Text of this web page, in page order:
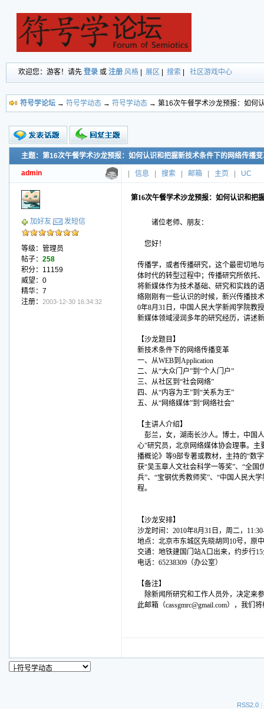
欢迎您：游客！请先 登录 或 注册 风格 展区 搜索 社区游戏中心
符号学论坛 → 符号学动态 → 符号学动态 → 第16次午餐学术沙龙预报：如何
新的主题
投票帖
交易帖
小字报
主题：第16次午餐学术沙龙预报：如何认识和把握新技术条件下的网络传播
admin 信息 搜索 邮箱 主页 UC
加好友 发短信
等级：管理员
帖子： 258
积分：11159
威望：0
精华：7
注册： 2003-12-30 16:34:32
第16次午餐学术沙龙预报：如何认识和把
诸位老师、朋友：
您好！
传播学，或者传播研究，这个最密切地
体时代的转型过程中；传播研究所依托
将新媒体作为技术基础、研究和实践的
络刚刚有一些认识的时候，新兴传播技
0年8月31日，中国人民大学新闻学院教
新媒体领域浸润多年的研究经历，讲述
【沙龙题目】
新技术条件下的网络传播变革
一、从WEB到Application
二、从“大众门户”到“个人门户”
三、从社区到“社会网络”
四、从“内容为王”到“关系为王”
五、从“网络媒体”到“网络社会”
【主讲人介绍】
彭兰，女，湖南长沙人。博士，中国
心”研究员，北京网络媒体协会理事。
播概论》等9部专著或教材，主持的“数
获“吴玉章人文社会科学一等奖”、“全国
兵”、“宝钢优秀教师奖”、“中国人民大
程。
【沙龙安排】
沙龙时间：2010年8月31日，周二，
地点：北京市东城区先晓胡同10号，原
交通：地铁建国门站A口出来，约步行
电话：65238309（办公室）
【备注】
除新闻所研究和工作人员外，决定来
此邮箱（cassgmrc@gmail.com），我
RSS2.0 |